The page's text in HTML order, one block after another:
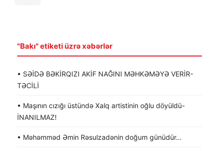
"Bakı" etiketi üzrə xəbərlər
• SƏİDƏ BƏKİRQIZI AKİF NAĞINI MƏHKƏMƏYƏ VERİR-
TƏCİLİ
• Maşının cızığı üstündə Xalq artistinin oğlu döyüldü-
İNANILMAZ!
• Məhəmməd Əmin Rəsulzadənin doğum günüdür…